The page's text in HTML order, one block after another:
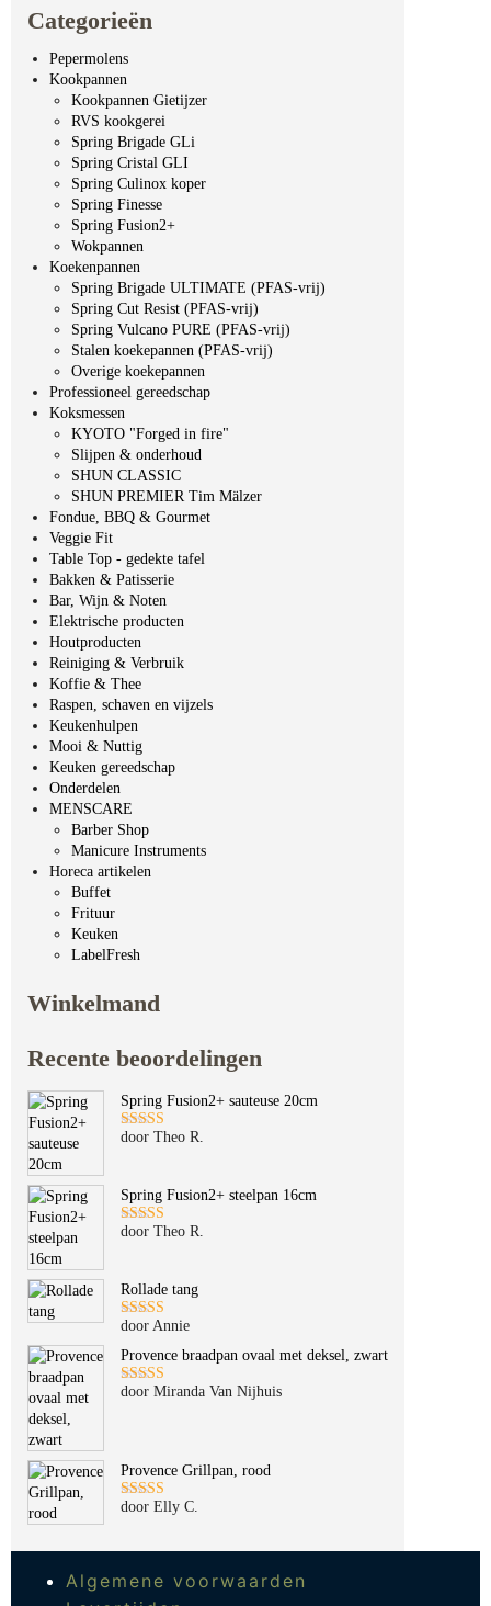
Categorieën
Pepermolens
Kookpannen
Kookpannen Gietijzer
RVS kookgerei
Spring Brigade GLi
Spring Cristal GLI
Spring Culinox koper
Spring Finesse
Spring Fusion2+
Wokpannen
Koekenpannen
Spring Brigade ULTIMATE (PFAS-vrij)
Spring Cut Resist (PFAS-vrij)
Spring Vulcano PURE (PFAS-vrij)
Stalen koekepannen (PFAS-vrij)
Overige koekepannen
Professioneel gereedschap
Koksmessen
KYOTO "Forged in fire"
Slijpen & onderhoud
SHUN CLASSIC
SHUN PREMIER Tim Mälzer
Fondue, BBQ & Gourmet
Veggie Fit
Table Top - gedekte tafel
Bakken & Patisserie
Bar, Wijn & Noten
Elektrische producten
Houtproducten
Reiniging & Verbruik
Koffie & Thee
Raspen, schaven en vijzels
Keukenhulpen
Mooi & Nuttig
Keuken gereedschap
Onderdelen
MENSCARE
Barber Shop
Manicure Instruments
Horeca artikelen
Buffet
Frituur
Keuken
LabelFresh
Winkelmand
Recente beoordelingen
Spring Fusion2+ sauteuse 20cm
Gewaardeerd
door Theo R.
Spring Fusion2+ steelpan 16cm
Gewaardeerd
door Theo R.
Rollade tang
Gewaardeerd
5
door Annie
Provence braadpan ovaal met deksel, zwart
Gewaardeerd
door Miranda Van Nijhuis
Provence Grillpan, rood
Gewaardeerd
door Elly C.
Algemene voorwaarden